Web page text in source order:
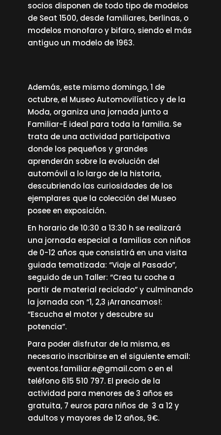
socios disponen de todo tipo de modelos
de Seat 1500, desde familiares, berlinas, o
modelos monofaro y bifaro, siendo el más
antiguo un modelo de 1963.
Además, este mismo domingo, 1 de
octubre, el Museo Automovilístico y de la
Moda, organiza una jornada junto a
Familiar-E ideal para toda la familia. Se
trata de una actividad participativa
donde los pequeños y grandes
aprenderán sobre la evolución del
automóvil a lo largo de la historia,
descubriendo las curiosidades de los
ejemplares que la colección del Museo
posee en exposición.
En horario de 10:30 a 13:30 h se realizará
una jornada especial a familias con niños
de 0-12 años que consistirá en una visita
guiada tematizada: “Viaje al Pasado”,
seguido de un Taller: “Crea tu coche a
partir de material reciclado” y culminando
la jornada con “1, 2,3 ¡Arrancamos!:
“Escucha el motor y descubre su
potencia”.
Para poder disfrutar de la misma, es
necesario inscribirse en el siguiente email:
eventos.familiar.e@gmail.com o en el
teléfono 615 510 797. El precio de la
actividad para menores de 3 años es
gratuita, 7 euros para niños de 3 a 12 y
adultos y mayores de 12 años, 9€.